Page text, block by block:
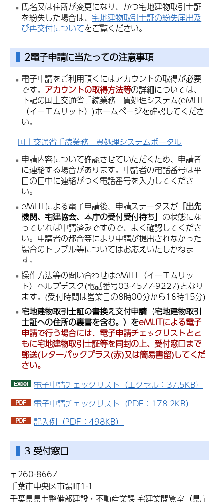
氏名又は住所が変更になり、かつ宅地建物取引士証
を紛失した場合は、宅地建物取引士証の紛失届出及
び再交付についてをご覧ください。
2電子申請に当たっての注意事項
電子申請をご利用頂くにはアカウントの取得が必要
です。 アカウントの取得方法等の詳細については、
下記の国土交通省手続業務一貫処理システム(eMLIT
（イーエムリット）)ホームページを確認してくださ
い。
国土交通省手続業務一貫処理システムポータル
申請内容について確認させていただくため、申請者
に連絡する場合があります。申請者の電話番号は平
日の日中に連絡がつく電話番号を入力してくださ
い。
eMLITによる電子申請後、申請ステータスが「出先
機関、宅建協会、本庁の受付受付待ち」 の状態にな
っていれば申請済みですので、よく確認してくださ
い。申請者の都合等により申請が提出されなかった
場合のトラブル等についてはお応えいたしかねま
す。
操作方法等の問い合わせはeMLIT（イーエムリッ
ト）ヘルプデスク(電話番号03-4577-9227)となり
ます。(受付時間は営業日の8時00分から18時15分)
宅地建物取引士証の書換え交付申請（宅地建物取引
士証への住所の裏書を含む。）をeMLITによる電子
申請で行う場合には、電子申請チェックリストとと
もに宅地建物取引士証等を同封の上、受付窓口まで
郵送(レターパックプラス(赤)又は簡易書留)してくだ
さい。
電子申請チェックリスト（エクセル：37.5KB）
電子申請チェックリスト（PDF：178.2KB）
記入例（PDF：498KB）
3 受付窓口
〒260-8667
千葉市中央区市場町1-1
千葉県県土整備部建設・不動産業課 宅建業閲覧室（県庁